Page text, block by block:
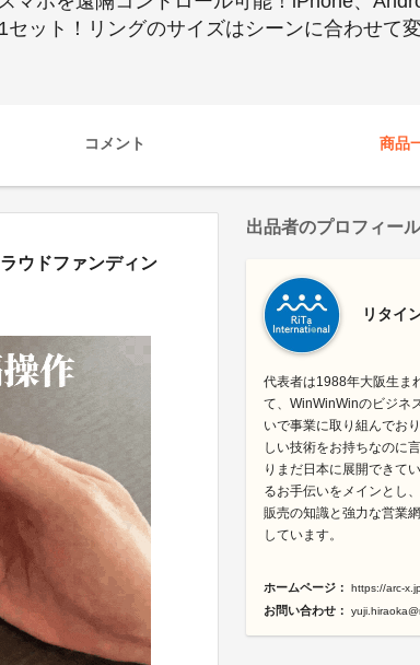
ット！リングのサイズはシーンに合わせて
コメント 商品
ウドファンディン
出品者のプロフィール
リタイ
代表者は1988年大阪生ま
て、WinWinWinのビジネ
いで事業に取り組んでお
しい技術をお持ちなのに
りまだ日本に展開できて
るお手伝いをメインとし
販売の知識と強力な営業
しています。
ホームページ： https://arc-
お問い合わせ：